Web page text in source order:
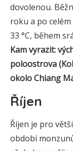
dovolenou.
roku a po
33 °C, během
Kam vyrazit:
poloostrova
okolo Chiang
Říjen
Říjen je pro
období